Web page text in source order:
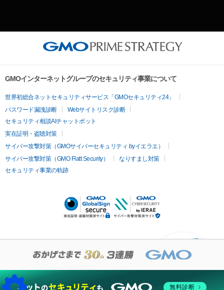
GMOインターネットグループのセキュリティ事業について
世界初総合ネットセキュリティサービス「GMOセキュリティ24」
パスワード漏洩診断
Webサイトリスク診断
セキュリティ相談AIチャットボット
実在証明・盗聴対策
サイバー攻撃対策（GMOサイバーセキュリティ byイエラエ）
サイバー攻撃対策（GMO Flatt Security）
なりすまし対策
セキュリティ事業の軌跡
KUSANAGIについての質
無料診断